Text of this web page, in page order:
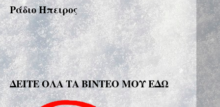
Ράδιο Ήπειρος
ΔΕΙΤΕ ΟΛΑ ΤΑ ΒΙΝΤΕΟ ΜΟΥ ΕΔΩ